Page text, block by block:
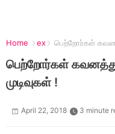
Home ex பெற்றோர்கள்
பெற்றோர்கள்
முடிவுகள் !
April 22, 2018 3 minute